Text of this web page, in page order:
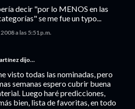
decir "por lo MENOS en las
se me fue un typo...
a las 5:51 p.m.
dijo…
visto todas las nominadas, pero
semanas espero cubrir buena
Luego haré predicciones,
bien, lista de favoritas, en todo